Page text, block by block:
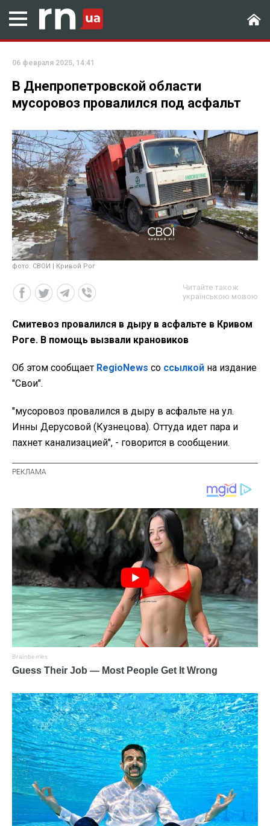
06 февраля 2025, 14:41
В Днепропетровской области
мусоровоз провалился под асфальт
фото: СВОИ | Кривой Рог
Читайте також
українською мовою
Cмитевоз провалился в дыру в асфальте в Кривом
Роге. В помощь вызвали крановиков
Об этом сообщает RegioNews со ссылкой на издание
"Свои".
"мусоровоз провалился в дыру в асфальте на ул.
Инны Дерусовой (Кузнецова). Оттуда идет пара и
пахнет канализацией", - говорится в сообщении.